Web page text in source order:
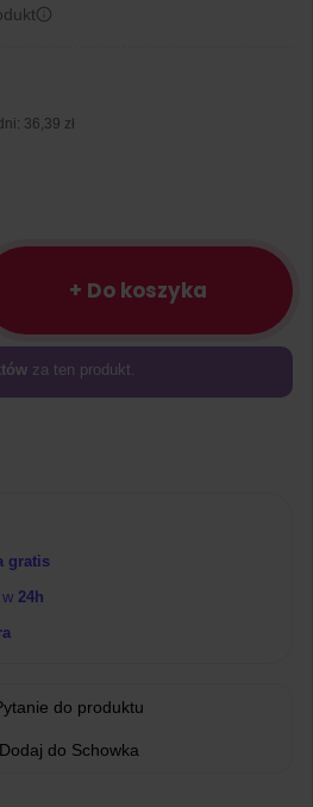
36,39 zł
+ Do koszyka
za ten produkt.
gratis
w 24h
do produktu
Dodaj do Schowka